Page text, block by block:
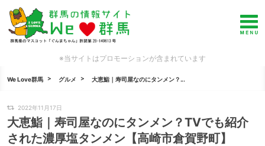
※当サイトはプロモーションが含まれています
We Love群馬 グルメ 大恵鮨｜寿司屋なのにタンメン？...
2022年11月17日
大恵鮨｜寿司屋なのにタンメン？TVでも紹介
された濃厚塩タンメン【高崎市倉賀野町】